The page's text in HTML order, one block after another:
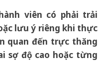
viên có phải trải
lưu ý riêng khi thực
quan đến trực thăng
sợ độ cao hoặc từng